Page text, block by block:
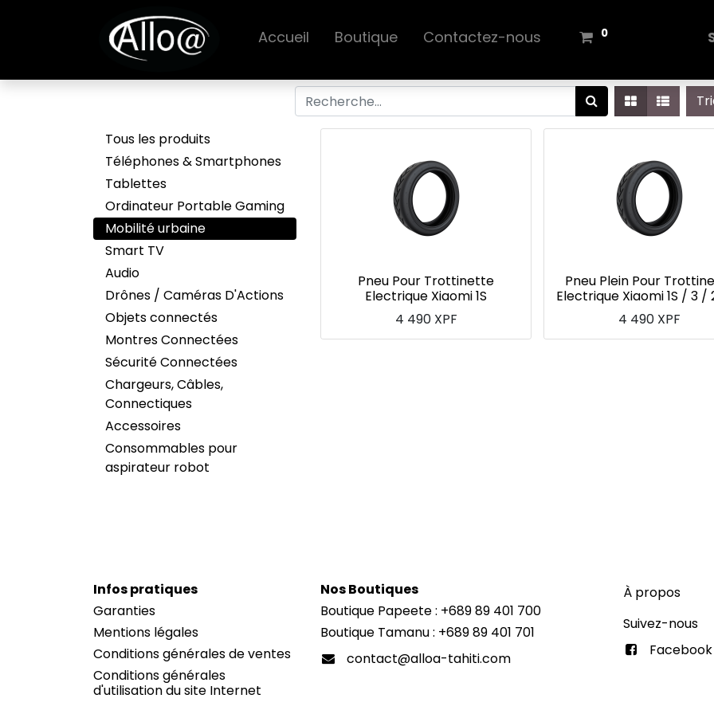
Accueil Boutique Contactez-nous 0
Tous les produits
Téléphones & Smartphones
Tablettes
Ordinateur Portable Gaming
Mobilité urbaine
Smart TV
Audio
Drônes / Caméras D'Actions
Objets connectés
Montres Connectées
Sécurité Connectées
Chargeurs, Câbles,
Connectiques
Accessoires
Consommables pour
aspirateur robot
Pneu Pour Trottinette
Electrique Xiaomi 1S
4 490XPF
Pneu Plein Pour
Electrique Xiaomi 1S / 3 /
4 490XPF
Infos pratiques
Garanties
Mentions légales
Conditions générales de ventes
Conditions générales
d'utilisation du site Internet
Nos Boutiques
Boutique Papeete : +689 89 401 700
Boutique Tamanu : +689 89 401 701
contact@alloa-tahiti.com
À propos
Suivez-nous
Facebook